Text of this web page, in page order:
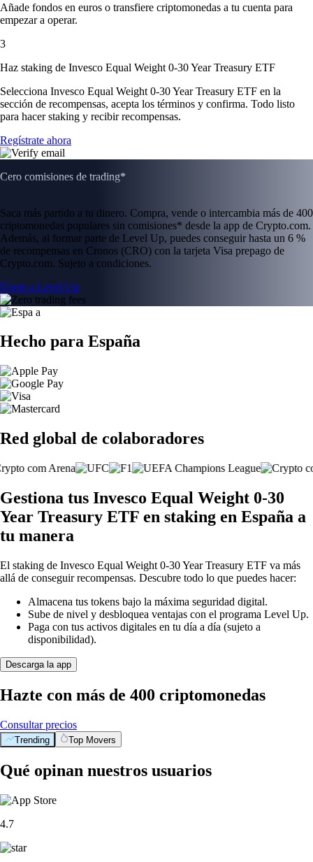
Añade fondos en euros o transfiere criptomonedas a tu cuenta para
empezar a operar.
3
Haz staking de Invesco Equal Weight 0-30 Year Treasury ETF
Selecciona Invesco Equal Weight 0-30 Year Treasury ETF en la
sección de recompensas, acepta los términos y confirma. Todo listo
para hacer staking y recibir recompensas.
Regístrate ahora
Cero comisiones de trading*
Saca más partido a tu dinero. Compra, vende o intercambia más de 400
criptomonedas populares sin comisiones* desde la app de Crypto.com.
Además, al formar parte de Level Up, puedes conseguir hasta un 6 %
de recompensas en Cronos (CRO) con la tarjeta Visa prepago de
Crypto.com. Sujeto a condiciones.
Únete a Level Up
Hecho para España
Red global de colaboradores
Gestiona tus Invesco Equal Weight 0-30
Year Treasury ETF en staking en España a
tu manera
El staking de Invesco Equal Weight 0-30 Year Treasury ETF va más
allá de conseguir recompensas. Descubre todo lo que puedes hacer:
Almacena tus tokens bajo la máxima seguridad digital.
Sube de nivel y desbloquea ventajas con el programa Level Up.
Paga con tus activos digitales en tu día a día (sujeto a
disponibilidad).
Descarga la app
Hazte con más de 400 criptomonedas
Consultar precios
Trending Top Movers
Qué opinan nuestros usuarios
4.7